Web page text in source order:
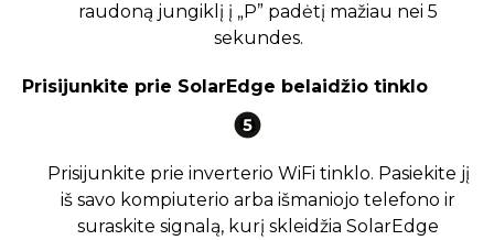
raudoną jungiklį į „P” padėtį mažiau nei 5
sekundes.
Prisijunkite prie SolarEdge belaidžio tinklo
Prisijunkite prie inverterio WiFi tinklo. Pasiekite jį
iš savo kompiuterio arba išmaniojo telefono ir
suraskite signalą, kurį skleidžia SolarEdge